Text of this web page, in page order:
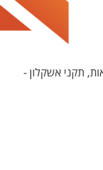
תקני אשקלון -